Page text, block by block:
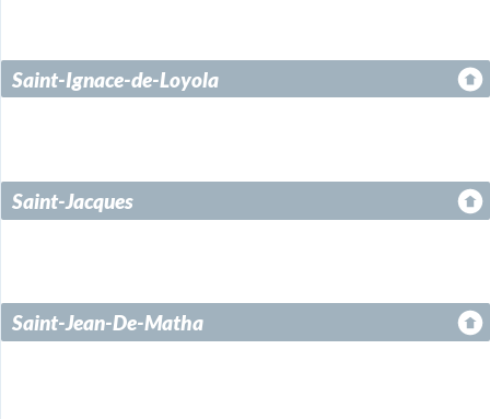
Saint-Ignace-de-Loyola
Saint-Jacques
Saint-Jean-De-Matha